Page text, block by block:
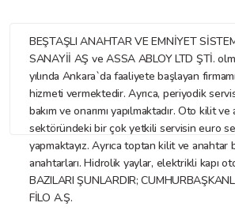
BEŞTAŞLI ANAHTAR VE EMNİYET
SANAYİİ AŞ ve ASSA ABLOY LTD ŞTİ.
yılında Ankara`da faaliyete başlayan
hizmeti vermektedir. Ayrıca, periyodik
bakım ve onarımı yapılmaktadır. Oto kilit
sektöründeki bir çok yetkili servisin euro
yapmaktayız. Ayrıca toptan kilit ve
anahtarları. Hidrolik yaylar, elektrikli kapı
BAZILARI ŞUNLARDIR;
FİLO A.Ş.